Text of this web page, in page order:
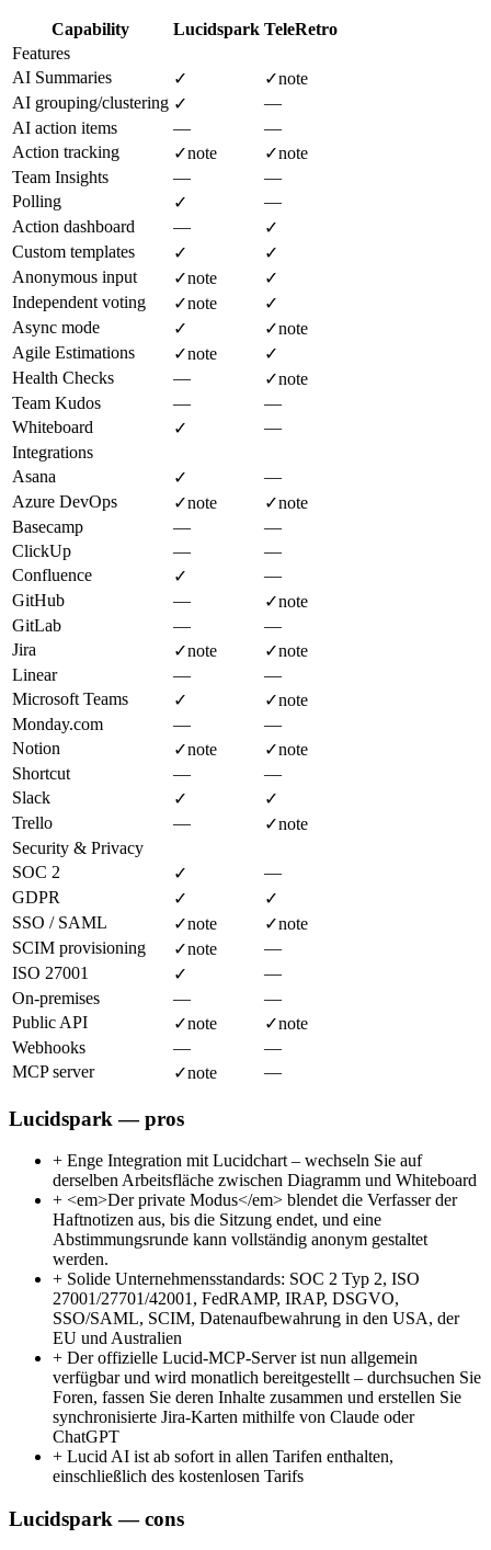
Capability Lucidspark TeleRetro
Features
AI Summaries
✓ ✓note
AI grouping/clustering ✓
—
AI action items
—
—
Action tracking
✓note ✓note
Team Insights
—
—
Polling
✓
—
Action dashboard
—
✓
Custom templates
✓
✓
Anonymous input
✓note
✓
Independent voting
✓note
✓
Async mode
✓ ✓note
Agile Estimations
✓note
✓
Health Checks
— ✓note
Team Kudos
—
—
Whiteboard
✓
—
Integrations
Asana
✓
—
Azure DevOps
✓note ✓note
Basecamp
—
—
ClickUp
—
—
Confluence
✓
—
GitHub
— ✓note
GitLab
—
—
Jira
✓note ✓note
Linear
—
—
Microsoft Teams
✓ ✓note
Monday.com
—
—
Notion
✓note ✓note
Shortcut
—
—
Slack
✓
✓
Trello
— ✓note
Security & Privacy
SOC 2
✓
—
GDPR
✓
✓
SSO / SAML
✓note ✓note
SCIM provisioning
✓note
—
ISO 27001
✓
—
On-premises
—
—
Public API
✓note ✓note
Webhooks
—
—
MCP server
✓note —
Lucidspark — pros
+ Enge Integration mit Lucidchart – wechseln Sie auf
derselben Arbeitsfläche zwischen Diagramm und Whiteboard
+ <em>Der private Modus</em> blendet die Verfasser der
Haftnotizen aus, bis die Sitzung endet, und eine
Abstimmungsrunde kann vollständig anonym gestaltet
werden.
+ Solide Unternehmensstandards: SOC 2 Typ 2, ISO
27001/27701/42001, FedRAMP, IRAP, DSGVO,
SSO/SAML, SCIM, Datenaufbewahrung in den USA, der
EU und Australien
+ Der offizielle Lucid-MCP-Server ist nun allgemein
verfügbar und wird monatlich bereitgestellt – durchsuchen Sie
Foren, fassen Sie deren Inhalte zusammen und erstellen Sie
synchronisierte Jira-Karten mithilfe von Claude oder
ChatGPT
+ Lucid AI ist ab sofort in allen Tarifen enthalten,
einschließlich des kostenlosen Tarifs
Lucidspark — cons